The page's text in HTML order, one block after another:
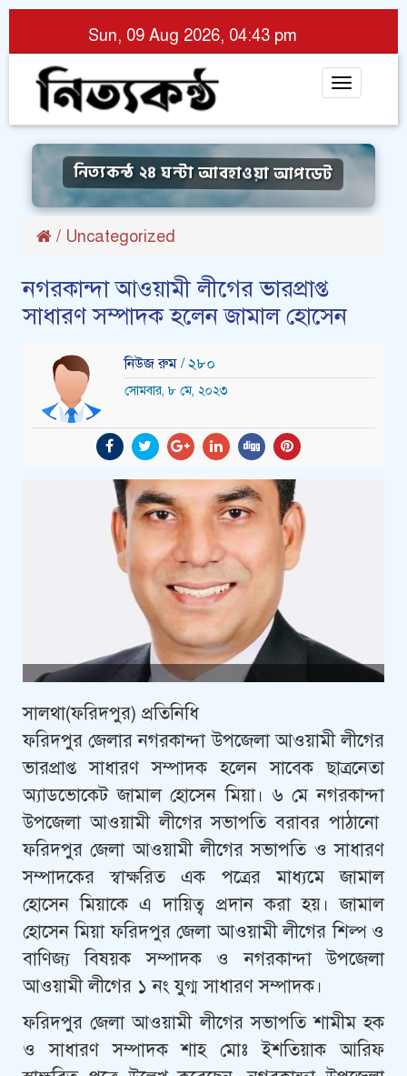
Sun, 09 Aug 2026, 04:43 pm
Toggle
নিত্যকন্ঠ ২৪ ঘন্টা আবহাওয়া আপডেট
/ Uncategorized
নগরকান্দা আওয়ামী লীগের ভারপ্রাপ্ত
সাধারণ সম্পাদক হলেন জামাল হোসেন
নিউজ রুম / ২৮০
সোমবার, ৮ মে, ২০২৩
সালথা(ফরিদপুর) প্রতিনিধি
ফরিদপুর জেলার নগরকান্দা উপজেলা আওয়ামী লীগের
ভারপ্রাপ্ত সাধারণ সম্পাদক হলেন সাবেক ছাত্রনেতা
অ্যাডভোকেট জামাল হোসেন মিয়া। ৬ মে নগরকান্দা
উপজেলা আওয়ামী লীগের সভাপতি বরাবর পাঠানো
ফরিদপুর জেলা আওয়ামী লীগের সভাপতি ও সাধারণ
সম্পাদকের স্বাক্ষরিত এক পত্রের মাধ্যমে জামাল
হোসেন মিয়াকে এ দায়িত্ব প্রদান করা হয়। জামাল
হোসেন মিয়া ফরিদপুর জেলা আওয়ামী লীগের শিল্প ও
বাণিজ্য বিষয়ক সম্পাদক ও নগরকান্দা উপজেলা
আওয়ামী লীগের ১ নং যুগ্ম সাধারণ সম্পাদক।
ফরিদপুর জেলা আওয়ামী লীগের সভাপতি শামীম হক
ও সাধারণ সম্পাদক শাহ মোঃ ইশতিয়াক আরিফ